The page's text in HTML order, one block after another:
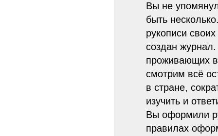
Вы не
быть
рукописи
создан
проживающих
смотрим всё
в стране,
изучить и
Вы оформили
правилах